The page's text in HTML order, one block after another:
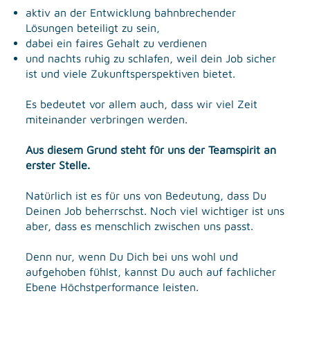
aktiv an der Entwicklung bahnbrechender
Lösungen beteiligt zu sein,
dabei ein faires Gehalt zu verdienen
und nachts ruhig zu schlafen, weil dein Job sicher
ist und viele Zukunftsperspektiven bietet.
Es bedeutet vor allem auch, dass wir viel Zeit
miteinander verbringen werden.
Aus diesem Grund steht für uns der Teamspirit an
erster Stelle.
Natürlich ist es für uns von Bedeutung, dass Du
Deinen Job beherrschst. Noch viel wichtiger ist uns
aber, dass es menschlich zwischen uns passt.
Denn nur, wenn Du Dich bei uns wohl und
aufgehoben fühlst, kannst Du auch auf fachlicher
Ebene Höchstperformance leisten.